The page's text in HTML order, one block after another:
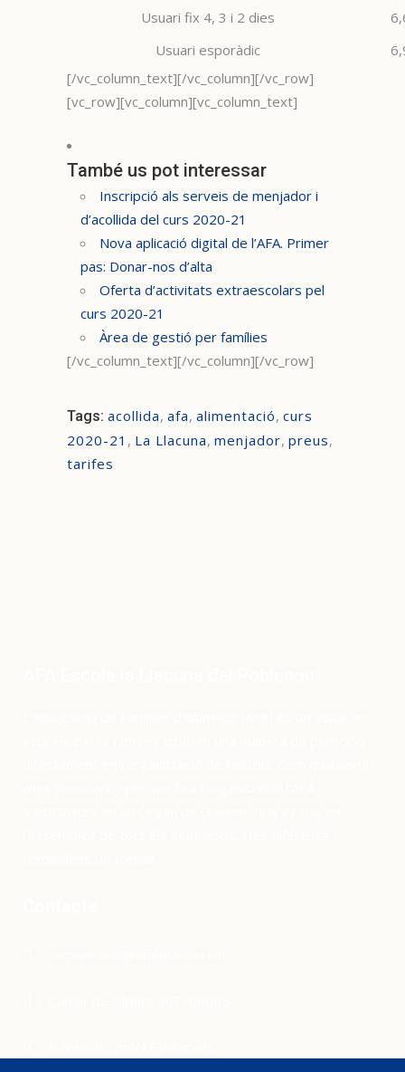
Usuari fix 4, 3 i 2 dies
Usuari esporàdic
[/vc_column_text][/vc_column][/vc_row]
[vc_row][vc_column][vc_column_text]
També us pot interessar
Inscripció als serveis de menjador i
d’acollida del curs 2020-21
Nova aplicació digital de l’AFA. Primer
pas: Donar-nos d’alta
Oferta d’activitats extraescolars pel
curs 2020-21
Àrea de gestió per famílies
[/vc_column_text][/vc_column][/vc_row]
Tags: acollida, afa, alimentació, curs
2020-21 , La Llacuna, menjador, preus,
tarifes